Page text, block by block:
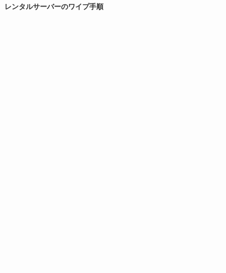
レンタルサーバーのワイプ手順